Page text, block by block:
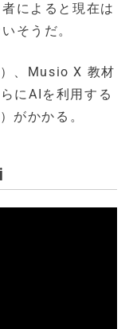
によると現在は
そうだ。
、Musio X 教材
にAIを利用する
がかかる。